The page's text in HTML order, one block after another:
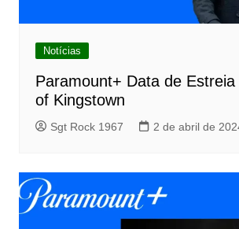
Notícias
Paramount+ Data de
of Kingstown
Sgt Rock 1967 2 de abril de